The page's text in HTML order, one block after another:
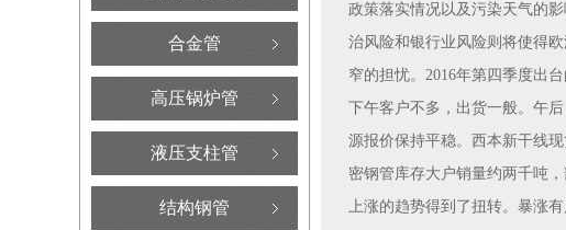
合金管
高压锅炉管
液压支柱管
结构钢管
政策落实情况以及污染天气的
治风险和银行业风险则将使得
窄的担忧。2016年第四季度出
下午客户不多，出货一般。午
源报价保持平稳。西本新干线
密钢管库存大户销量约两千吨
上涨的趋势得到了扭转。暴涨